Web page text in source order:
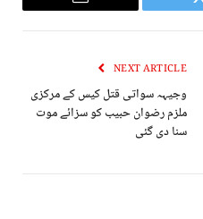
Twitter
Email
NEXT ARTICLE
وجیہہ سواتی قتل کیس کے مرکزی
ملزم رضوان حبیب کو سزائے موت
سنا دی گئی